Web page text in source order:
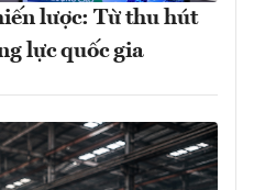
lược: Từ thu hút
lực quốc gia